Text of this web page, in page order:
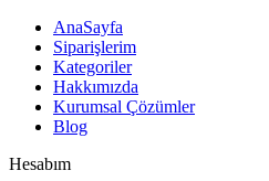
AnaSayfa
Siparişlerim
Kategoriler
Hakkımızda
Kurumsal Çözümler
Blog
Hesabım